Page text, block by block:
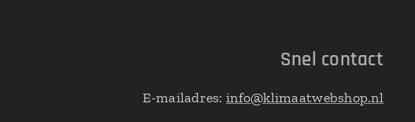
Snel contact
E-mailadres:info@klimaatwebshop.nl